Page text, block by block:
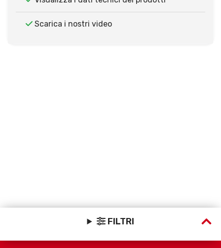
Scarica i nostri video
FILTRI